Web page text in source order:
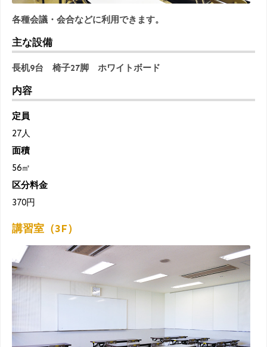
各種会議・会合などに利用できます。
主な設備
長机9台 椅子27脚 ホワイトボード
内容
定員
27人
面積
56㎡
区分料金
370円
講習室（3F）